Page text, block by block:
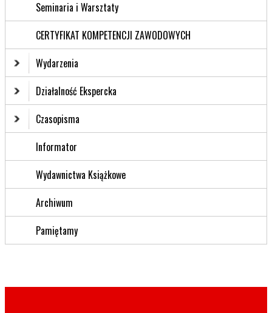
Seminaria i Warsztaty
CERTYFIKAT KOMPETENCJI ZAWODOWYCH
Wydarzenia
Działalność Ekspercka
Czasopisma
Informator
Wydawnictwa Książkowe
Archiwum
Pamiętamy